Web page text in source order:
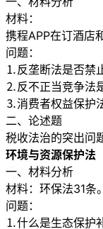
材料：
携程APP在订酒店
问题：
⒈反垄断法是否禁
⒉反不正当竞争法
⒊消费者权益保护
二、论述题
税收法治的突出问
环境与资源保护法
一、材料分析
材料：环保法31条。
问题：
⒈什么是生态保护